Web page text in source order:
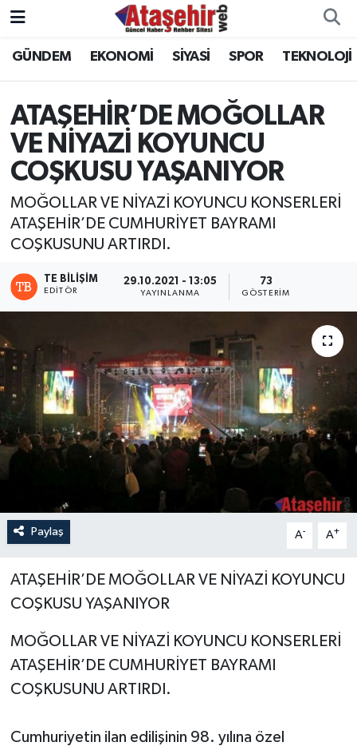
GÜNDEM EKONOMİ SİYASİ SPOR TEKNOLOJİ
ATAŞEHİR’DE MOĞOLLAR
VE NİYAZİ KOYUNCU
COŞKUSU YAŞANIYOR
MOĞOLLAR VE NİYAZİ KOYUNCU KONSERLERİ
ATAŞEHİR’DE CUMHURİYET BAYRAMI
COŞKUSUNU ARTIRDI.
TE BILIŞIM
EDITÖR
29.10.2021 - 13:05
YAYINLANMA
73
GÖSTERIM
Paylaş A- A+
ATAŞEHİR’DE MOĞOLLAR VE NİYAZİ KOYUNCU
COŞKUSU YAŞANIYOR
MOĞOLLAR VE NİYAZİ KOYUNCU KONSERLERİ
ATAŞEHİR’DE CUMHURİYET BAYRAMI
COŞKUSUNU ARTIRDI.
Cumhuriyetin ilan edilişinin 98. yılına özel
Hava Durumu
Trafik Durumu
Süper Lig Puan Durumu ve Fikstür
Tüm Manşetler
Son Dakika Haberleri